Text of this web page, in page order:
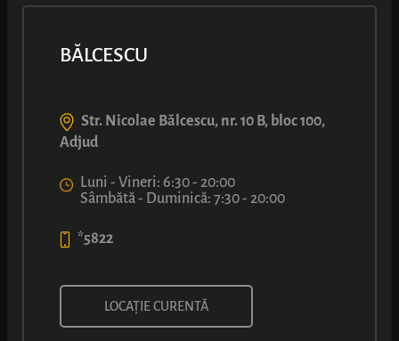
PIZZA CU ȘUNCĂ ȘI CIUPERCI
BĂLCESCU
Str. Nicolae Bălcescu, nr. 10 B, bloc 100,
Adjud
Luni - Vineri: 6:30 - 20:00
Sâmbătă - Duminică: 7:30 - 20:00
*5822
LOCAȚIE CURENTĂ